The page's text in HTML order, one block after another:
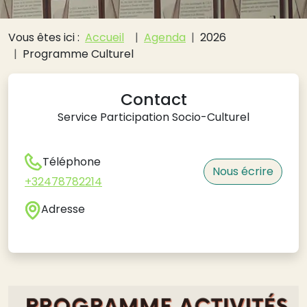
Fil d'Ariane
Vous êtes ici : Accueil Agenda
2026
Programme Culturel
Contact
Service Participation Socio-Culturel
Téléphone
+32478782214
Nous écrire
Adresse